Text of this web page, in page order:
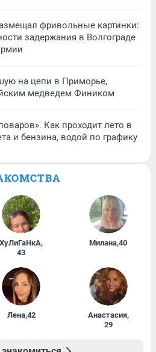
фривольные картинки:
задержания в Волгограде
на цепи в Приморье,
медведем Фиником
Как проходит лето в
и бензина, водой по графику
ХуЛиГаНкА,
43
Милана,40
Лена,42 Анастасия,
29